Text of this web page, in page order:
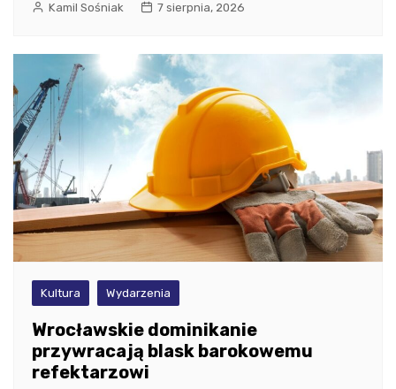
Kamil Sośniak 7 sierpnia, 2026
Kultura Wydarzenia
Wrocławskie dominikanie
przywracają blask barokowemu
refektarzowi